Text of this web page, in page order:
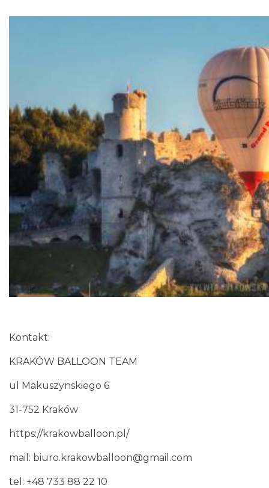
Kontakt:
KRAKÓW BALLOON TEAM
ul Makuszynskiego 6
31-752 Kraków
https://krakowballoon.pl/
mail: biuro.krakowballoon@gmail.com
tel: +48 733 88 22 10